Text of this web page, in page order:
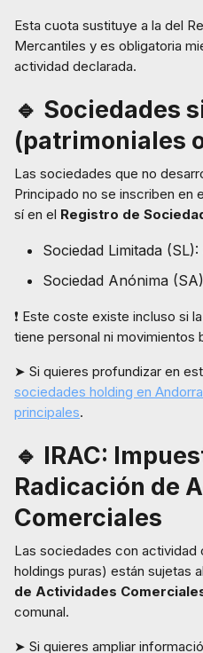
Esta cuota sustituye a la del
Mercantiles y es obligatoria
actividad declarada.
🔹 Sociedades
(patrimoniales
Las sociedades que no
Principado no se inscriben en
sí en el Registro de
Sociedad Limitada (SL):
Sociedad Anónima
❗ Este coste existe incluso si
tiene personal ni movimientos
➤ Si quieres profundizar en
sociedades holding en
principales.
🔹 IRAC:
Radicación de
Comerciales
Las sociedades con actividad
holdings puras) están sujetas al
de Actividades
comunal.
➤ Si quieres ampliar